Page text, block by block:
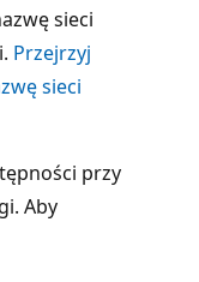
sieci
Przejrzyj
sieci
przy
Aby